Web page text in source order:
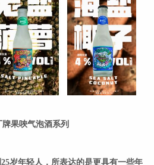
牌果唊气泡酒系列
岁年轻人，所表达的是更具有一些年